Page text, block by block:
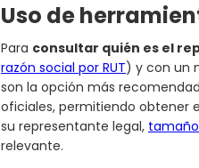
Uso de
Para consultar quién es el
razón social por RUT) y con un
son la opción más
oficiales, permitiendo obtener
su representante legal,
relevante.